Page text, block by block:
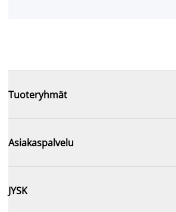
Tuoteryhmät
Asiakaspalvelu
JYSK